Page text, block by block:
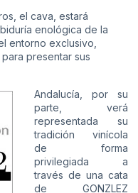
el cava, estará
enológica de la
entorno exclusivo,
presentar sus
Andalucía, por su
parte, verá
representada su
tradición vinícola
de forma
privilegiada a
través de una cata
de GONZLEZ